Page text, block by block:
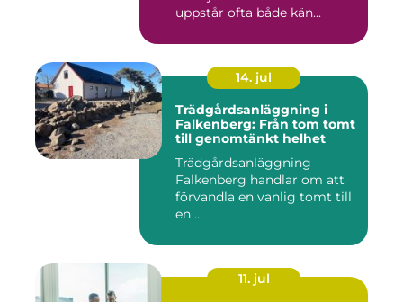
uppstår ofta både kän...
14. jul
Trädgårdsanläggning i
Falkenberg: Från tom tomt
till genomtänkt helhet
Trädgårdsanläggning
Falkenberg handlar om att
förvandla en vanlig tomt till
en ...
11. jul